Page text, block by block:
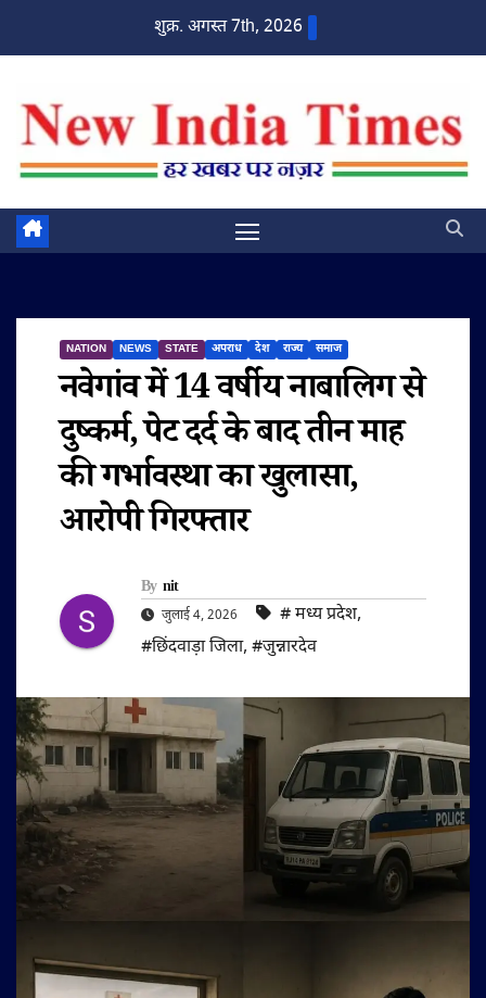
शुक्र. अगस्त 7th, 2026
NATION NEWS STATE अपराध देश राज्य समाज
नवेगांव में 14 वर्षीय नाबालिग से
दुष्कर्म, पेट दर्द के बाद तीन माह
की गर्भावस्था का खुलासा,
आरोपी गिरफ्तार
By nit
जुलाई 4, 2026 #‌ मध्य प्रदेश,
#छिंदवाड़ा जिला, #जुन्नारदेव